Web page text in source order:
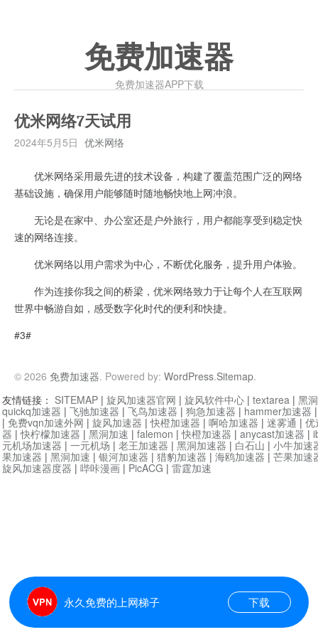
免费加速器
免费加速器APP下载
优米网络7天试用
2024年5月5日 优米网络
优米网络采用最先进的技术设备，构建了覆盖范围广泛的网络
基础设施，确保用户能够随时随地畅快地上网冲浪。
无论是在家中、办公室还是户外旅行，用户都能享受到稳定快
速的网络连接。
优米网络以用户需求为中心，不断优化服务，提升用户体验。
作为连接你我之间的桥梁，优米网络致力于让每个人在互联网
世界中畅游自如，感受数字化时代的便利和快捷。
#3#
© 2026 免费加速器. Powered by: WordPress.Sitemap.
永久免费的上网梯子 下载
友情链接： SITEMAP | 旋风加速器官网 | 旋风软件中心 | textarea | 黑
quickq加速器 | 飞驰加速器 | 飞鸟加速器 | 狗急加速器 | hammer加速器
| 免费vqn加速外网 | 旋风加速器 |快橙加速器 | 啊哈加速器 | 迷雾通 | 优
器 |快柠檬加速器 | 黑洞加速 | falemon |快橙加速器 | anycast加速器 |
元机场加速器 | 一元机场 | 老王加速器 | 黑洞加速器 | 白石山 | 小牛加速
果加速器 | 黑洞加速 | 银河加速器 | 猎豹加速器 | 海鸥加速器 | 芒果加速
旋风加速器度器 | 哔咔漫画 | PicACG | 雷霆加速